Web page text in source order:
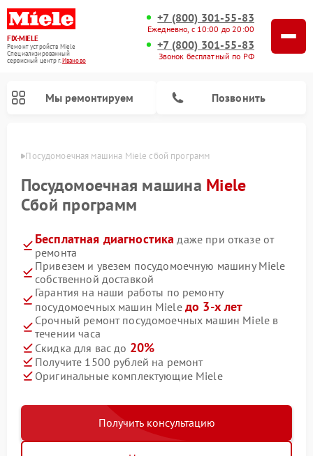
FIX-MIELE
Ремонт устройств Miele
Специализированный
cервисный центр г.Иваново
+7 (800) 301-55-83
Ежедневно, с 10:00 до 20:00
+7 (800) 301-55-83
Звонок бесплатный по РФ
Мы ремонтируем Позвонить
Посудомоечная машина Miele сбой программ
Посудомоечная машина Miele
Сбой программ
Бесплатная диагностика даже при отказе от
ремонта
Привезем и увезем посудомоечную машину Miele
собственной доставкой
Гарантия на наши работы по ремонту
посудомоечных машин Miele до 3-х лет
Срочный ремонт посудомоечных машин Miele в
течении часа
Скидка для вас до 20%
Получите 1500 рублей на ремонт
Оригинальные комплектующие Miele
Получить консультацию